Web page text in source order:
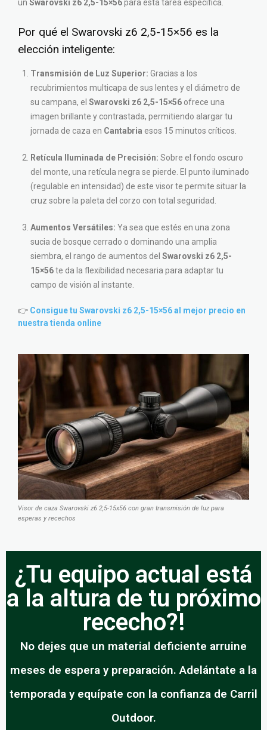
un Swarovski z6 2,5-15×56para esta tarea específica.
Por qué el Swarovski z6 2,5-15×56 es la
elección inteligente:
Transmisión de Luz Superior: Gracias a los
recubrimientos multicapa de sus lentes y el diámetro de
su campana, el Swarovski z6 2,5-15×56 ofrece una
imagen brillante y contrastada, permitiendo alargar tu
jornada de caza en Cantabria esos 15 minutos críticos.
Retícula Iluminada de Precisión: Sobre el fondo oscuro
del monte, una retícula negra se pierde. El punto iluminado
(regulable en intensidad) de este visor te permite situar la
cruz sobre la paleta del corzo con total seguridad.
Aumentos Versátiles: Ya sea que estés en una zona
sucia de bosque cerrado o dominando una amplia
siembra, el rango de aumentos del Swarovski z6 2,5-
15×56te da la flexibilidad necesaria para adaptar tu
campo de visión al instante.
👉 Consigue tu Swarovski z6 2,5-15×56 al mejor precio en
nuestra tienda online
Visor de caza Swarovski z6 2,5-15x56 con gran transmisión de luz para
esperas y recechos
¿Tu equipo actual está
a la altura de tu próximo
rececho?!
No dejes que un material deficiente arruine
meses de espera y preparación. Adelántate a la
temporada y equípate con la confianza de Carril
Outdoor.